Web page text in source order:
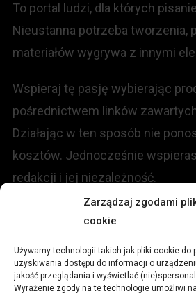
Zarządzaj zgodami
cookie
Używamy technologii takich jak pliki cookie do
uzyskiwania dostępu do informacji o
jakość przeglądania i wyświetlać
Wyrażenie zgody na te technologie umożliwi
To portal ludzi, dla których
Nieustanna potrzeba tworzenia,
materiałów wygrywa z innymi
Wspieraj tę pasję wybierając
pośrednictwem linków
Działając w ten sposób nie
kosztów. Jednocześnie
redakcji i jej niezależność.
Redakcja portalu: